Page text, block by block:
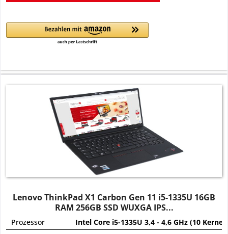
Lenovo ThinkPad X1 Carbon Gen 11 i5-1335U 16GB
RAM 256GB SSD WUXGA IPS...
Prozessor
Intel Core i5-1335U 3,4 - 4,6 GHz (10 Kerne)